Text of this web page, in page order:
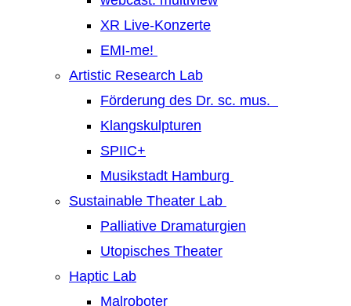
XR Live-Konzerte
EMI-me!
Artistic Research Lab
Förderung des Dr. sc. mus.
Klangskulpturen
SPIIC+
Musikstadt Hamburg
Sustainable Theater Lab
Palliative Dramaturgien
Utopisches Theater
Haptic Lab
Malroboter